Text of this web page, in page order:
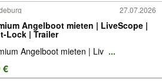
27.07.2026
Angelboot mieten | LiveScope |
Lock | Trailer
Angelboot mieten | Liv ...
€